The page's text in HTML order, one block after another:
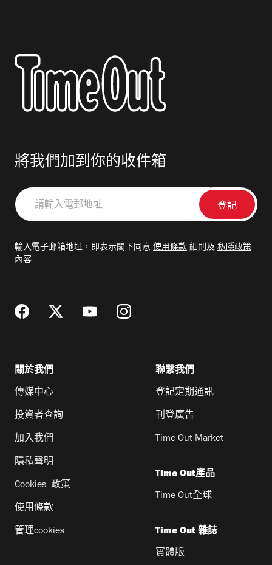
將我們加到你的收件箱
請
輸
郵
輸入電子郵箱地址，即表示閣下同意 使用條款 細則及 私隱政策
內容
關於我們
傳媒中心
投資者查詢
加入我們
隱私聲明
Cookies 政策
使用條款
管理cookies
聯繫我們
登記定期通訊
刊登廣告
Time Out Market
Time Out產品
Time Out全球
Time Out 雜誌
實體版